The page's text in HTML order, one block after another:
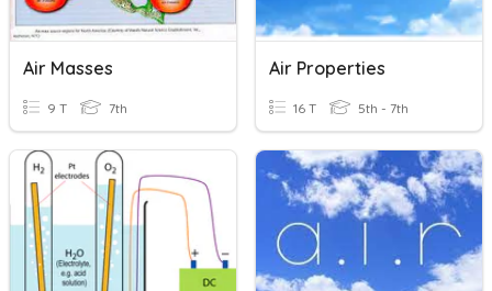
Air Masses
9 T 7th
Air Properties
16 T 5th - 7th